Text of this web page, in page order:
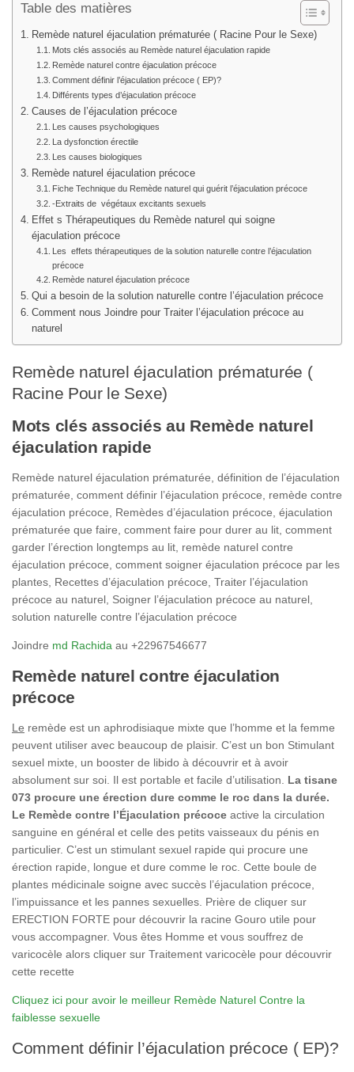
Table des matières
Remède naturel éjaculation prématurée ( Racine Pour le Sexe)
Mots clés associés au Remède naturel éjaculation rapide
Remède naturel contre éjaculation précoce
Comment définir l’éjaculation précoce ( EP)?
Différents types d’éjaculation précoce
Causes de l’éjaculation précoce
Les causes psychologiques
La dysfonction érectile
Les causes biologiques
Remède naturel éjaculation précoce
Fiche Technique du Remède naturel qui guérit l’éjaculation précoce
-Extraits de végétaux excitants sexuels
Effet s Thérapeutiques du Remède naturel qui soigne
éjaculation précoce
Les effets thérapeutiques de la solution naturelle contre l’éjaculation
précoce
Remède naturel éjaculation précoce
Qui a besoin de la solution naturelle contre l’éjaculation précoce
Comment nous Joindre pour Traiter l’éjaculation précoce au
naturel
Remède naturel éjaculation prématurée (
Racine Pour le Sexe)
Mots clés associés au Remède naturel
éjaculation rapide
Remède naturel éjaculation prématurée, définition de l’éjaculation
prématurée, comment définir l’éjaculation précoce, remède contre
éjaculation précoce, Remèdes d’éjaculation précoce, éjaculation
prématurée que faire, comment faire pour durer au lit, comment
garder l’érection longtemps au lit, remède naturel contre
éjaculation précoce, comment soigner éjaculation précoce par les
plantes, Recettes d’éjaculation précoce, Traiter l’éjaculation
précoce au naturel, Soigner l’éjaculation précoce au naturel,
solution naturelle contre l’éjaculation précoce
Joindre md Rachida au +22967546677
Remède naturel contre éjaculation
précoce
Le remède est un aphrodisiaque mixte que l’homme et la femme
peuvent utiliser avec beaucoup de plaisir. C’est un bon Stimulant
sexuel mixte, un booster de libido à découvrir et à avoir
absolument sur soi. Il est portable et facile d’utilisation. La tisane
073 procure une érection dure comme le roc dans la durée.
Le Remède contre l’Éjaculation précoce active la circulation
sanguine en général et celle des petits vaisseaux du pénis en
particulier. C’est un stimulant sexuel rapide qui procure une
érection rapide, longue et dure comme le roc. Cette boule de
plantes médicinale soigne avec succès l’éjaculation précoce,
l’impuissance et les pannes sexuelles. Prière de cliquer sur
ERECTION FORTE pour découvrir la racine Gouro utile pour
vous accompagner. Vous êtes Homme et vous souffrez de
varicocèle alors cliquer sur Traitement varicocèle pour découvrir
cette recette
Cliquez ici pour avoir le meilleur Remède Naturel Contre la
faiblesse sexuelle
Comment définir l’éjaculation précoce ( EP)?